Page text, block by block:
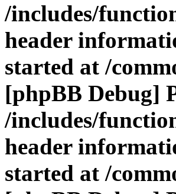
/includes/
header
started at /
[phpBB Debug]
/includes/
header
started at /